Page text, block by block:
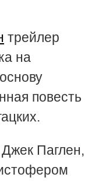
трейлер
на
повесть
Паглен,